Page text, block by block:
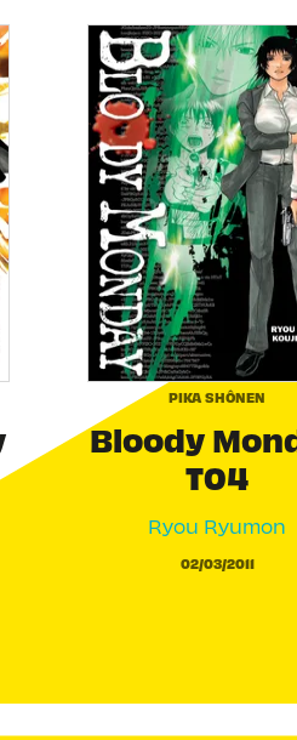
PIKA SHÔNEN
Bloody
T04
Ryou Ryumon
02/03/2011